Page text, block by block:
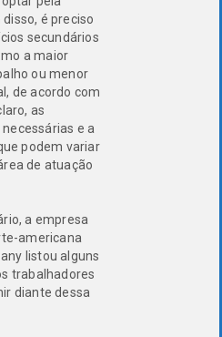
é preciso
secundários
a maior
ou menor
de acordo com
as
e a
podem variar
de atuação
a empresa
americana
listou alguns
trabalhadores
diante dessa